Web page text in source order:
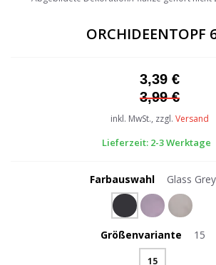
beginning
of
gallery
ORCHIDEENTOPF
3,39 €
3,99 €
inkl. MwSt., zzgl. Versand
Lieferzeit: 2-3 Werktage
Farbauswahl Glass Grey
Größenvariante 15
15